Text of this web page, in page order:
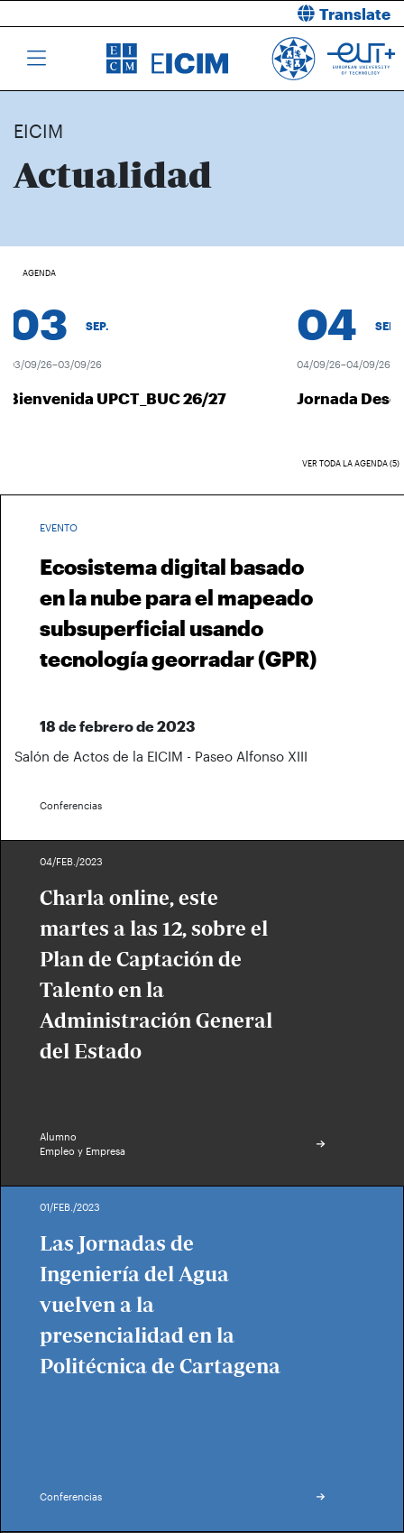
Translate
EICIM
Actualidad
AGENDA
SEP.
09/26–03/09/26
UPCT_BUC 26/27
04 SEP.
04/09/26–04/09/26
Jornada
VER TODA LA AGENDA (5)
EVENTO
Ecosistema digital basado
en la nube para el mapeado
subsuperficial usando
tecnología georradar (GPR)
18 de febrero de 2023
Salón de Actos de la EICIM - Paseo Alfonso XIII
Conferencias
04/FEB./2023
Charla online, este
martes a las 12, sobre el
Plan de Captación de
Talento en la
Administración General
del Estado
Alumno
Empleo y Empresa
01/FEB./2023
Las Jornadas de
Ingeniería del Agua
vuelven a la
presencialidad en la
Politécnica de Cartagena
Conferencias